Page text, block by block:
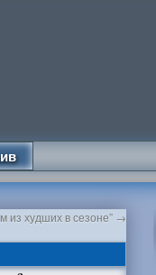
из худших в сезоне” →